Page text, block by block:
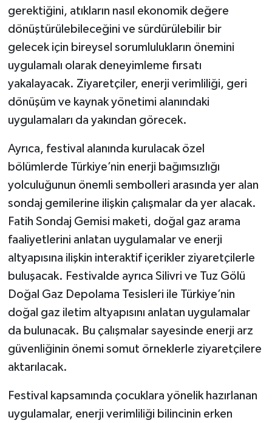
gerektiğini, atıkların nasıl ekonomik değere
dönüştürülebileceğini ve sürdürülebilir bir
gelecek için bireysel sorumlulukların önemini
uygulamalı olarak deneyimleme fırsatı
yakalayacak. Ziyaretçiler, enerji verimliliği, geri
dönüşüm ve kaynak yönetimi alanındaki
uygulamaları da yakından görecek.
Ayrıca, festival alanında kurulacak özel
bölümlerde Türkiye’nin enerji bağımsızlığı
yolculuğunun önemli sembolleri arasında yer alan
sondaj gemilerine ilişkin çalışmalar da yer alacak.
Fatih Sondaj Gemisi maketi, doğal gaz arama
faaliyetlerini anlatan uygulamalar ve enerji
altyapısına ilişkin interaktif içerikler ziyaretçilerle
buluşacak. Festivalde ayrıca Silivri ve Tuz Gölü
Doğal Gaz Depolama Tesisleri ile Türkiye’nin
doğal gaz iletim altyapısını anlatan uygulamalar
da bulunacak. Bu çalışmalar sayesinde enerji arz
güvenliğinin önemi somut örneklerle ziyaretçilere
aktarılacak.
Festival kapsamında çocuklara yönelik hazırlanan
uygulamalar, enerji verimliliği bilincinin erken